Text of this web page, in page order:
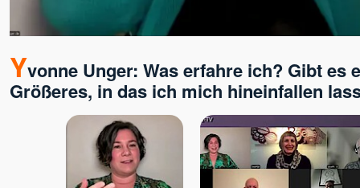
Satyaa u. Pari
Shankar, Dr.
Shiva
& Guruma
Soham (Samarpan)
Yvonne Unger: Was erfahre ich? Gibt es
Größeres, in das ich mich hineinfallen